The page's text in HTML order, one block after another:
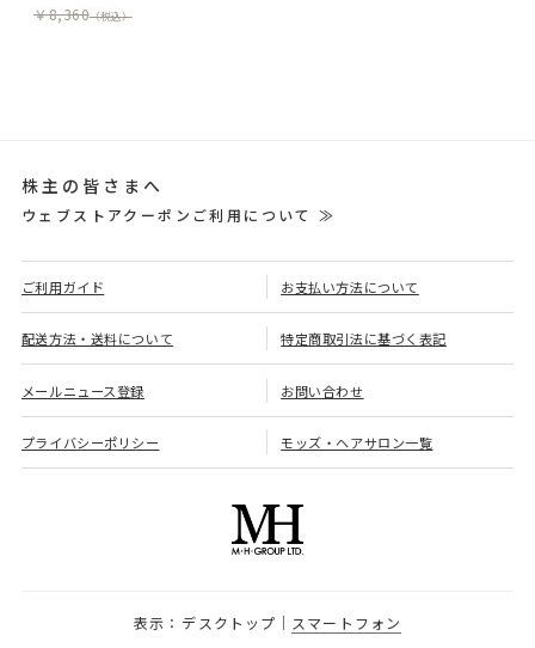
￥8,360（税込）
株主の皆さまへ
ウェブストアクーポンご利用について ≫
ご利用ガイド お支払い方法について
配送方法・送料について 特定商取引法に基づく表記
メールニュース登録 お問い合わせ
プライバシーポリシー モッズ・ヘアサロン一覧
デスクトップ スマートフォン